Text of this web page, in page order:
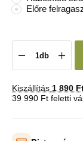
Előre
Kiszállítás 1 890
39 990 Ft feletti